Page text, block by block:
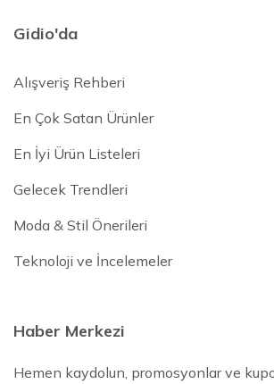
Gidio'da
Alışveriş Rehberi
En Çok Satan Ürünler
En İyi Ürün Listeleri
Gelecek Trendleri
Moda & Stil Önerileri
Teknoloji ve İncelemeler
Haber Merkezi
Hemen kaydolun, promosyonlar ve